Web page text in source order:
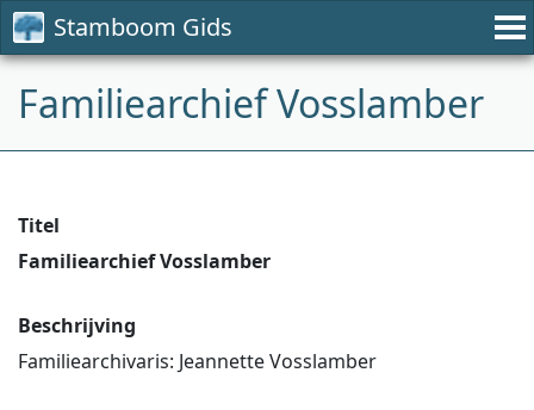
Stamboom Gids
Familiearchief Vosslamber
Titel
Familiearchief Vosslamber
Beschrijving
Familiearchivaris: Jeannette Vosslamber